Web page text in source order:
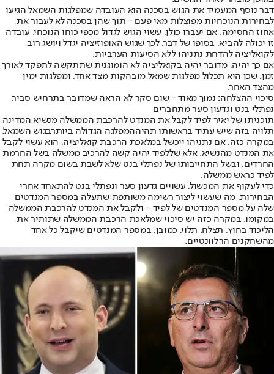
דבר נוסף המעמיד את הגוש בסכנה הוא העובדה שמפלגות השמאל הגיעו
לבחירות הנוכחיות מפוצלות מאי פעם - תוך שהן בסכנה לא לעבור את
אחוז החסימה. אם יעברו כולן, עשוי הגוש לגדול מכפי כוחו הנוכחי. עובדה
זו יכולה להביא, בסופו של דבר, לכך שגוש האופוזיציה יגדל ויושג רוב
לקואליציה להדחת נתניהו ללא הסיעות הערביות.
אם כך יהיה, מדובר יהיה בקואליציה לא הומוגנית שתתקשה לתפקד לאורך
זמן, שכן היא תכלול מפלגות שמאל מובהקות מצד אחד, ומפלגות ימין
מהצד האחר.
סיכוי ההצלחה: נמוך מאוד - שום סקר לא הראה שמדובר בתרחיש סביר.
נפתלי בנט וגדעון סער מתחברים
תוכניתו של יאיר לפיד לקבל את המנדט להרכבת הממשלה מנשיא המדינה
תלויה בזה שיש עתיד בראשותו תהיההמפלגה הגדולה ביותרבגוש השמאל.
במקרה כזה, אם נתניהו ייכשל במלאכת הרכבת קואליציה, הוא עשוי לקבל
את המנדט מהנשיא. אלא שללפיד יהיה קשה להרכיב ממשלה בשל החרמת
החרדים, ובשל התחייבותו של נפתלי בנט שלא לשבת בשום מקרה תחת
לפיד כראש ממשלה.
כדי לעקוף את המכשול, עשויים גדעון סער ונפתלי בנט להתאחד אחרי
הבחירות, מה שעשוי ליצור רשימה משותפת שתעלה במספר המנדטים
שלה על מספר המנדטים של לפיד - ולקבל את המנדט להרכבת הממשלה
במקומו. במקרה כזה יש סיכוי שמלאכת הרכבת הממשלה שתותיר את
הליכוד בחוץ, תצלח. תלוי, כמובן, במספר המנדטים שיקבל כל אחד
מהשחקנים הרלוונטיים.